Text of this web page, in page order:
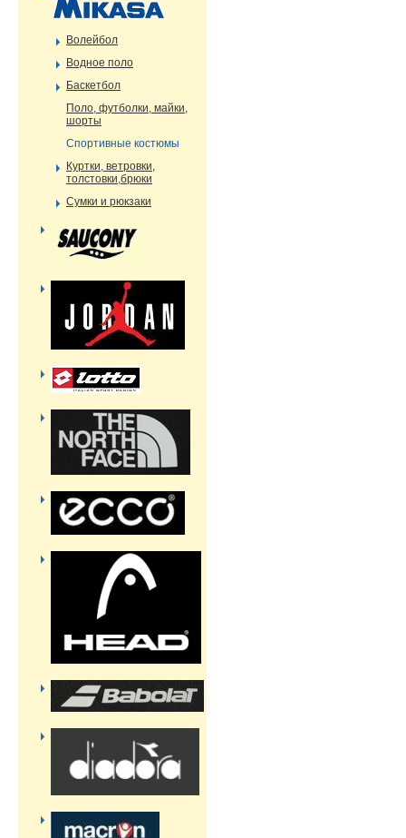
Волейбол
Водное поло
Баскетбол
Поло, футболки, майки,
шорты
Спортивные костюмы
Куртки, ветровки,
толстовки,брюки
Сумки и рюкзаки